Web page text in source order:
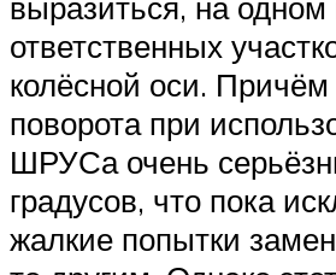
выразиться, на
ответственных
колёсной оси. Причём
поворота при
ШРУСа очень
градусов, что пока
жалкие попытки